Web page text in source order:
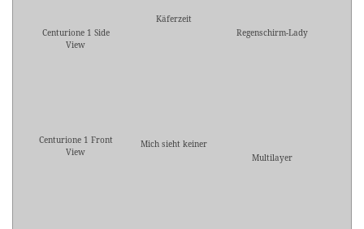
Centurione 1 Side
View
Käferzeit
Regenschirm-Lady
Centurione 1 Front
View
Mich sieht keiner
Multilayer